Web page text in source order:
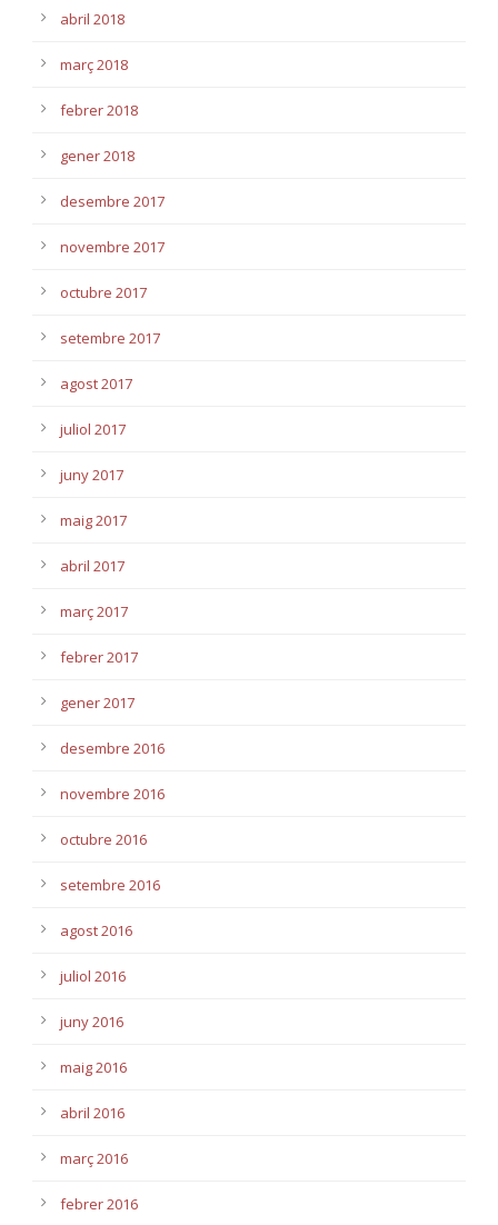
abril 2018
març 2018
febrer 2018
gener 2018
desembre 2017
novembre 2017
octubre 2017
setembre 2017
agost 2017
juliol 2017
juny 2017
maig 2017
abril 2017
març 2017
febrer 2017
gener 2017
desembre 2016
novembre 2016
octubre 2016
setembre 2016
agost 2016
juliol 2016
juny 2016
maig 2016
abril 2016
març 2016
febrer 2016